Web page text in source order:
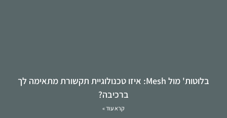
בלוטות' מול Mesh: איזו טכנולוגיית תקשורת מתאימה לך
ברכיבה?
קרא עוד »